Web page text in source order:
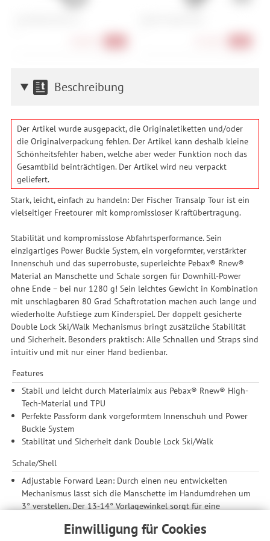
Einwilligung für Cookies
Beschreibung
Der Artikel wurde ausgepackt, die Originaletiketten und/oder
die Originalverpackung fehlen. Der Artikel kann deshalb kleine
Schönheitsfehler haben, welche aber weder Funktion noch das
Gesamtbild beinträchtigen. Der Artikel wird neu verpackt
geliefert.
Stark, leicht, einfach zu handeln: Der Fischer Transalp Tour ist ein
vielseitiger Freetourer mit kompromissloser Kraftübertragung.
Stabilität und kompromisslose Abfahrtsperformance. Sein
einzigartiges Power Buckle System, ein vorgeformter, verstärkter
Innenschuh und das superrobuste, superleichte Pebax® Rnew®
Material an Manschette und Schale sorgen für Downhill-Power
ohne Ende – bei nur 1280 g! Sein leichtes Gewicht in Kombination
mit unschlagbaren 80 Grad Schaftrotation machen auch lange und
wiederholte Aufstiege zum Kinderspiel. Der doppelt gesicherte
Double Lock Ski/Walk Mechanismus bringt zusätzliche Stabilität
und Sicherheit. Besonders praktisch: Alle Schnallen und Straps sind
intuitiv und mit nur einer Hand bedienbar.
Features
Stabil und leicht durch Materialmix aus Pebax® Rnew® High-
Tech-Material und TPU
Perfekte Passform dank vorgeformtem Innenschuh und Power
Buckle System
Stabilität und Sicherheit dank Double Lock Ski/Walk
Schale/Shell
Adjustable Forward Lean: Durch einen neu entwickelten
Mechanismus lässt sich die Manschette im Handumdrehen um
3° verstellen. Der 13-14° Vorlagewinkel sorgt für eine
Position verhilft zu einem spürbar beschleunigten